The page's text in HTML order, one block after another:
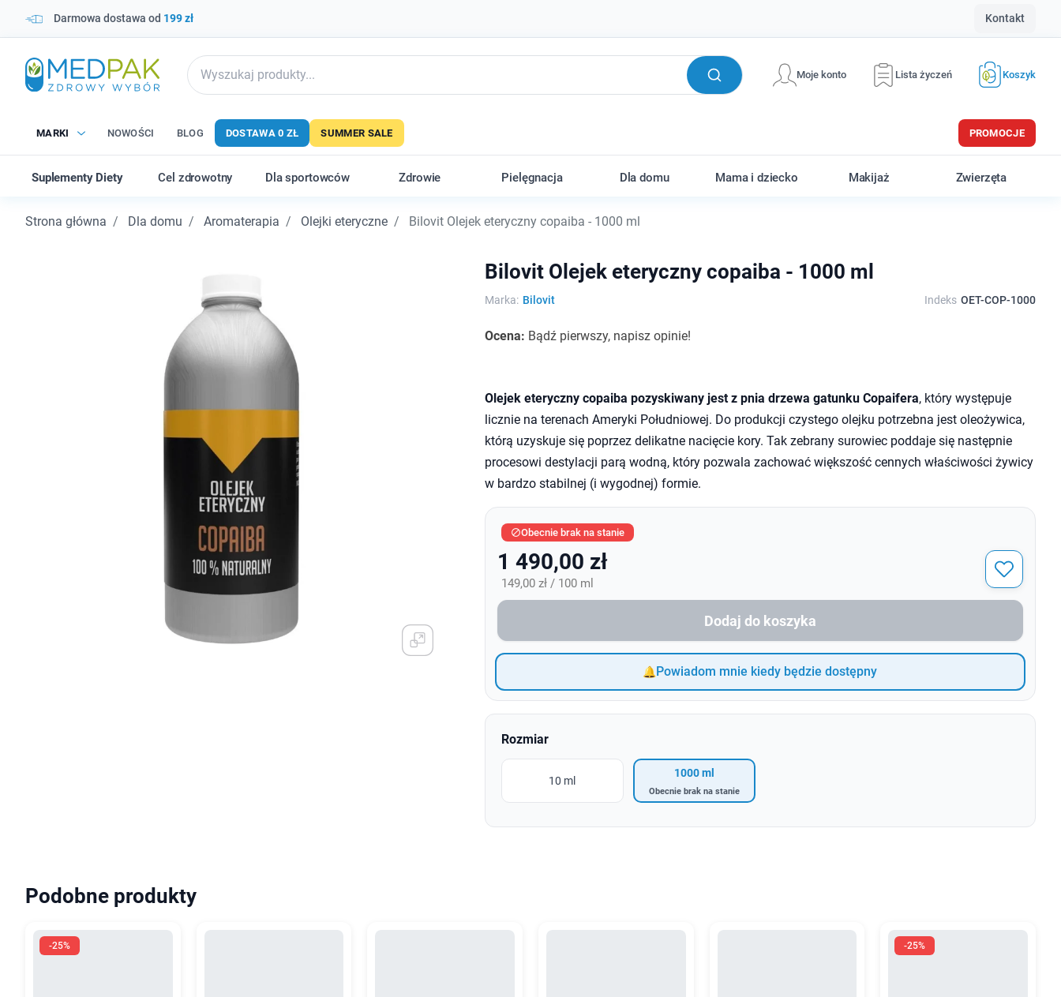
Darmowa dostawa od 199 zł Kontakt
Moje konto Lista życzeń Koszyk
MARKI NOWOŚCI BLOG DOSTAWA 0 ZŁ SUMMER SALE PROMOCJE
Suplementy Diety Cel zdrowotny Dla sportowców Zdrowie Pielęgnacja Dla domu Mama i dziecko Makijaż Zwierzęta
Strona główna Dla domu Aromaterapia Olejki eteryczne Bilovit Olejek eteryczny copaiba - 1000 ml
Bilovit Olejek eteryczny copaiba - 1000 ml
Marka: Bilovit Indeks OET-COP-1000
Ocena: Bądź pierwszy, napisz opinie!
Olejek eteryczny copaiba pozyskiwany jest z pnia drzewa gatunku Copaifera, który występuje
licznie na terenach Ameryki Południowej. Do produkcji czystego olejku potrzebna jest oleożywica,
którą uzyskuje się poprzez delikatne nacięcie kory. Tak zebrany surowiec poddaje się następnie
procesowi destylacji parą wodną, który pozwala zachować większość cennych właściwości żywicy
w bardzo stabilnej (i wygodnej) formie.
Obecnie brak na stanie
1 490,00 zł
149,00 zł / 100 ml
Dodaj do koszyka
Powiadom mnie kiedy będzie dostępny
Rozmiar
10 ml
1000 ml
Obecnie brak na stanie
Podobne produkty
-25% -25%